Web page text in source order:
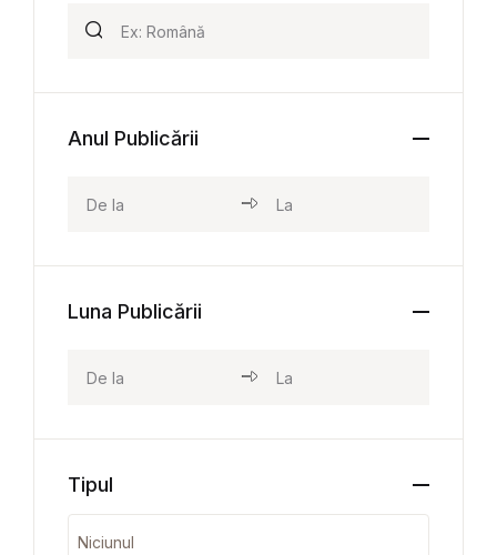
Anul Publicării
Luna Publicării
Tipul